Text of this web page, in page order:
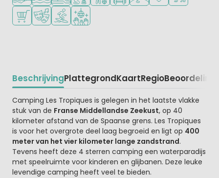
Campingwinkel/Supermarkt
Animatieprogramma
Watersportfaciliteiten
Discotheek
BeschrijvingPlattegrondKaartRegio
Beschrijving
Camping Les Tropiques is gelegen in het laatste vlakke
stuk van de Franse Middellandse Zeekust, op 40
kilometer afstand van de Spaanse grens. Les Tropiques
is voor het overgrote deel laag begroeid en ligt op 400
meter van het vier kilometer lange zandstrand.
Tevens heeft deze 4 sterren camping een waterparadijs
met speelruimte voor kinderen en glijbanen. Deze leuke
levendige camping heeft veel te bieden.